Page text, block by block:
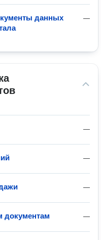
—
данных
—
—
—
—
документам